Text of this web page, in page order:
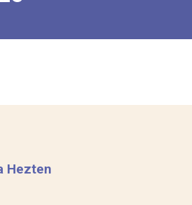
Hezten